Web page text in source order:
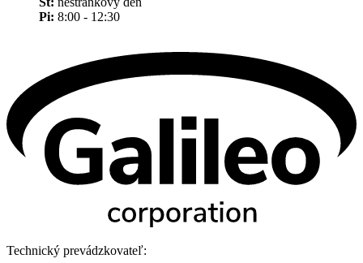
Pi: 8:00 - 12:30
Technický prevádzkovateľ: